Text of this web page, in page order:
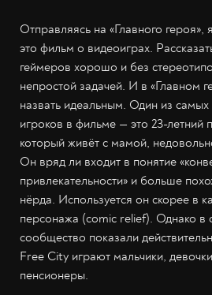
Отправляясь на «Главного
это фильм о видеоиграх.
геймеров хорошо и без
непростой задачей. И в «Главном
назвать идеальным. Один из самых
игроков в фильме — это 23-летний
который живёт с мамой,
Он вряд ли входит в понятие
привлекательности» и больше
нёрда. Используется он скорее в
персонажа (comic relief). Однако в
сообщество показали
Free City играют мальчики,
пенсионеры.